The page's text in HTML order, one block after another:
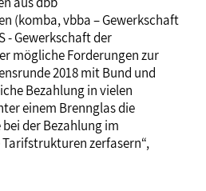
(komba, vbba – Gewerkschaft
- Gewerkschaft der
mögliche Forderungen zur
2018 mit Bund und
Bezahlung in vielen
einem Brennglas die
der Bezahlung im
zerfasern“,